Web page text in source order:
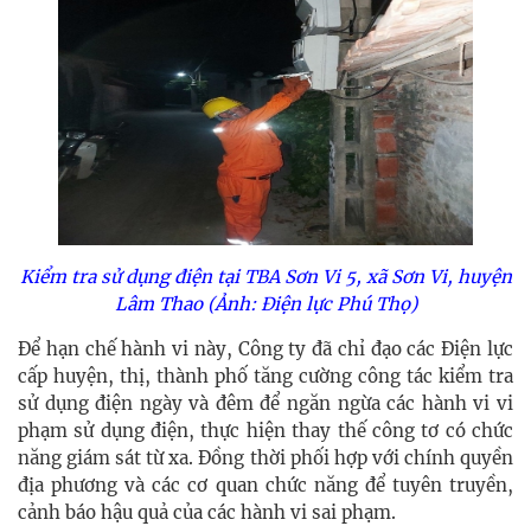
Kiểm tra sử dụng điện tại TBA Sơn Vi 5, xã Sơn Vi, huyện
Lâm Thao (Ảnh: Điện lực Phú Thọ)
Để hạn chế hành vi này, Công ty đã chỉ đạo các Điện lực
cấp huyện, thị, thành phố tăng cường công tác kiểm tra
sử dụng điện ngày và đêm để ngăn ngừa các hành vi vi
phạm sử dụng điện, thực hiện thay thế công tơ có chức
năng giám sát từ xa. Đồng thời phối hợp với chính quyền
địa phương và các cơ quan chức năng để tuyên truyền,
cảnh báo hậu quả của các hành vi sai phạm.